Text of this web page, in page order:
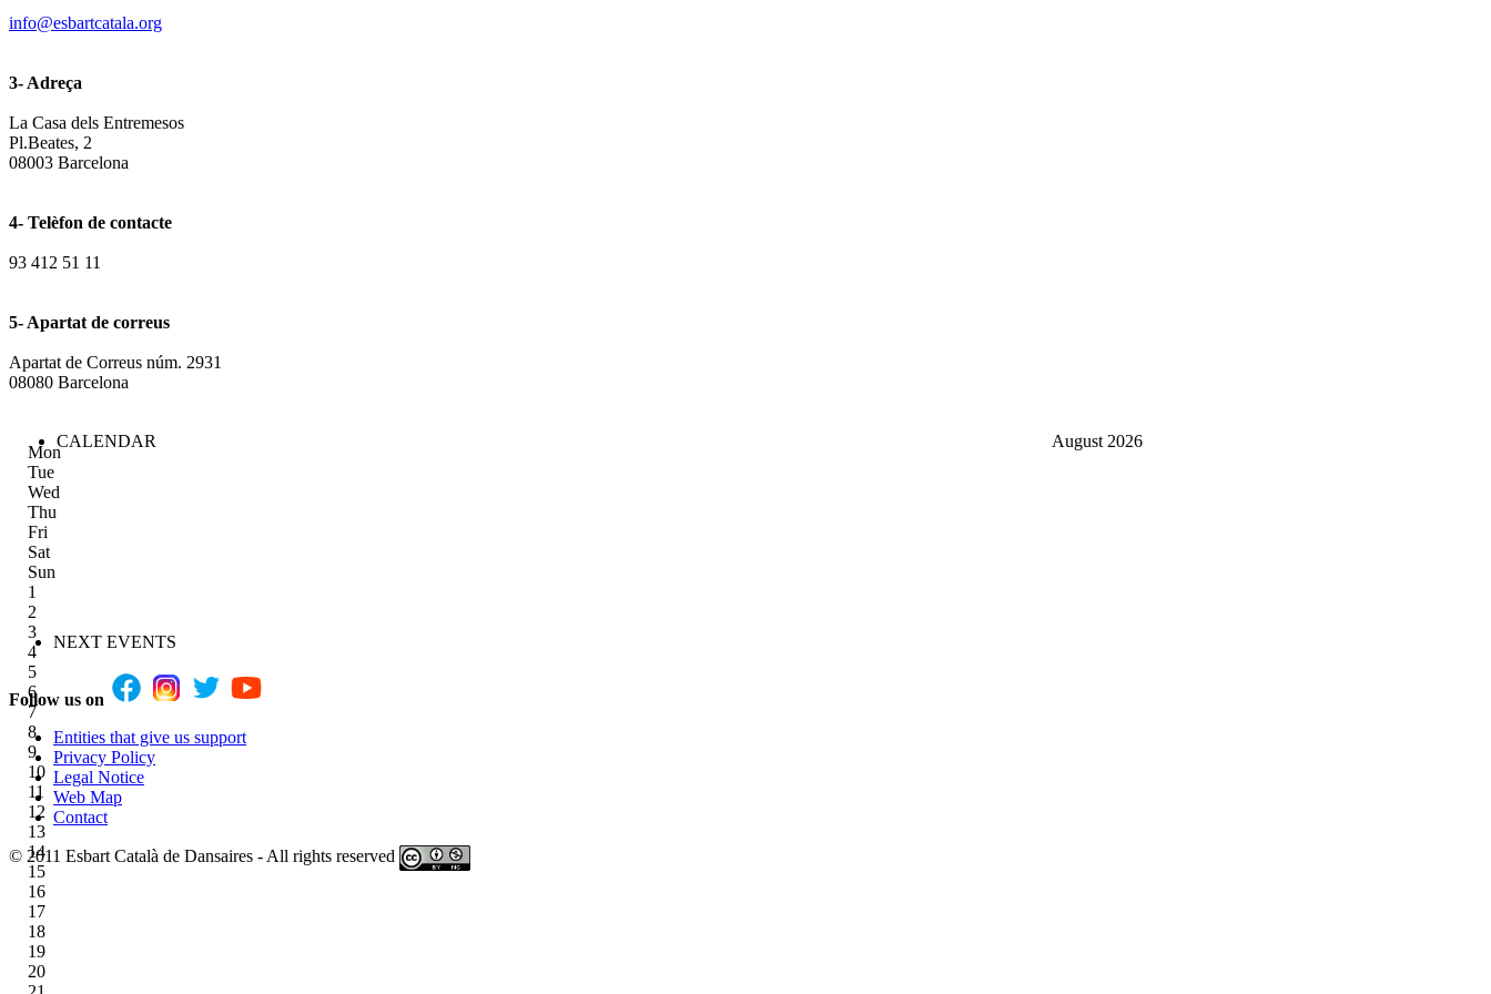
info@esbartcatala.org
3- Adreça
La Casa dels Entremesos
Pl.Beates, 2
08003 Barcelona
4- Telèfon de contacte
93 412 51 11
5- Apartat de correus
Apartat de Correus núm. 2931
08080 Barcelona
CALENDAR August 2026
Mon
Tue
Wed
Thu
Fri
Sat
Sun
1
2
3
4
5
6
7
8
9
10
11
12
13
14
15
16
17
18
19
20
NEXT EVENTS
Follow us on
Entities that give us support
Privacy Policy
Legal Notice
Web Map
Contact
© 2011 Esbart Català de Dansaires - All rights reserved